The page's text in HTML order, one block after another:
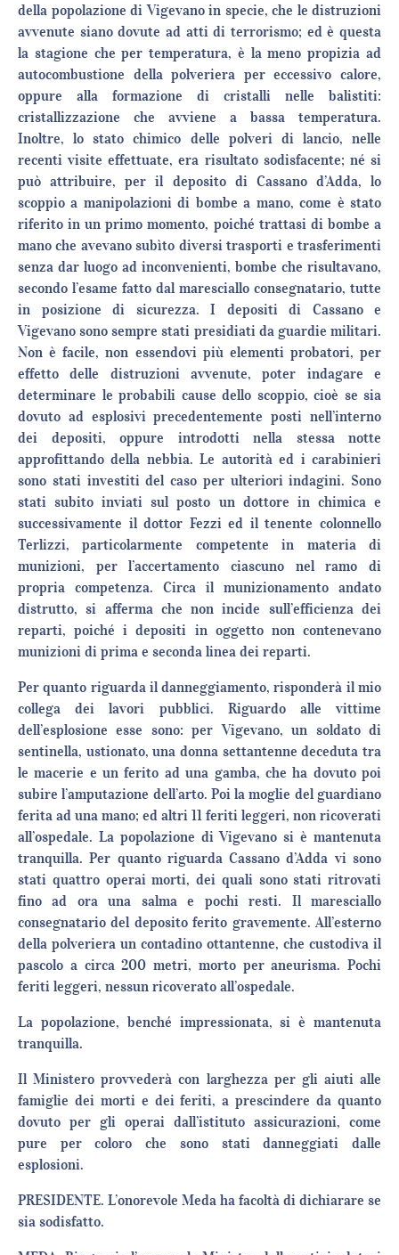
della popolazione di Vigevano in specie, che le distruzioni
avvenute siano dovute ad atti di terrorismo; ed è questa
la stagione che per temperatura, è la meno propizia ad
autocombustione della polveriera per eccessivo calore,
oppure alla formazione di cristalli nelle balistiti:
cristallizzazione che avviene a bassa temperatura.
Inoltre, lo stato chimico delle polveri di lancio, nelle
recenti visite effettuate, era risultato sodisfacente; né si
può attribuire, per il deposito di Cassano d’Adda, lo
scoppio a manipolazioni di bombe a mano, come è stato
riferito in un primo momento, poiché trattasi di bombe a
mano che avevano subìto diversi trasporti e trasferimenti
senza dar luogo ad inconvenienti, bombe che risultavano,
secondo l’esame fatto dal maresciallo consegnatario, tutte
in posizione di sicurezza. I depositi di Cassano e
Vigevano sono sempre stati presidiati da guardie militari.
Non è facile, non essendovi più elementi probatori, per
effetto delle distruzioni avvenute, poter indagare e
determinare le probabili cause dello scoppio, cioè se sia
dovuto ad esplosivi precedentemente posti nell’interno
dei depositi, oppure introdotti nella stessa notte
approfittando della nebbia. Le autorità ed i carabinieri
sono stati investiti del caso per ulteriori indagini. Sono
stati subito inviati sul posto un dottore in chimica e
successivamente il dottor Fezzi ed il tenente colonnello
Terlizzi, particolarmente competente in materia di
munizioni, per l’accertamento ciascuno nel ramo di
propria competenza. Circa il munizionamento andato
distrutto, si afferma che non incide sull’efficienza dei
reparti, poiché i depositi in oggetto non contenevano
munizioni di prima e seconda linea dei reparti.
Per quanto riguarda il danneggiamento, risponderà il mio
collega dei lavori pubblici. Riguardo alle vittime
dell’esplosione esse sono: per Vigevano, un soldato di
sentinella, ustionato, una donna settantenne deceduta tra
le macerie e un ferito ad una gamba, che ha dovuto poi
subire l’amputazione dell’arto. Poi la moglie del guardiano
ferita ad una mano; ed altri 11 feriti leggeri, non ricoverati
all’ospedale. La popolazione di Vigevano si è mantenuta
tranquilla. Per quanto riguarda Cassano d’Adda vi sono
stati quattro operai morti, dei quali sono stati ritrovati
fino ad ora una salma e pochi resti. Il maresciallo
consegnatario del deposito ferito gravemente. All’esterno
della polveriera un contadino ottantenne, che custodiva il
pascolo a circa 200 metri, morto per aneurisma. Pochi
feriti leggeri, nessun ricoverato all’ospedale.
La popolazione, benché impressionata, si è mantenuta
tranquilla.
Il Ministero provvederà con larghezza per gli aiuti alle
famiglie dei morti e dei feriti, a prescindere da quanto
dovuto per gli operai dall’istituto assicurazioni, come
pure per coloro che sono stati danneggiati dalle
esplosioni.
PRESIDENTE. L’onorevole Meda ha facoltà di dichiarare se
sia sodisfatto.